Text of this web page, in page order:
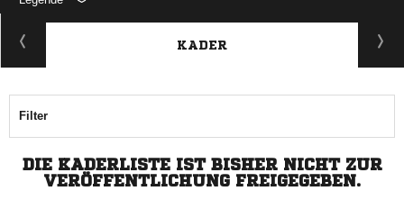
KADER
Filter
DIE KADERLISTE IST BISHER NICHT ZUR
VERÖFFENTLICHUNG FREIGEGEBEN.